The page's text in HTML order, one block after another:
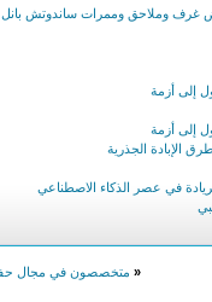
إلى أزمة
إلى أزمة
الإبادة الجذرية
في عصر الذكاء الاصطناعي
« متخصصون في مجال حفر